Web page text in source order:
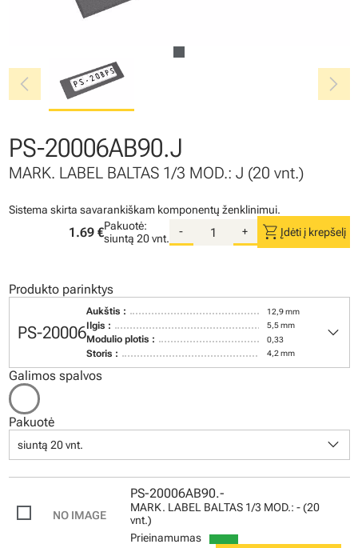
chevron_left chevron_right
PS-20006AB90.J
MARK. LABEL BALTAS 1/3 MOD.: J (20 vnt.)
Sistema skirta savarankiškam komponentų ženklinimui.
1.69 €Pakuotė:
siuntą 20 vnt.
- + shopping_cart Įdėti į krepšelį
Produkto parinktys
PS-20006
Aukštis : 12,9 mm
Ilgis : 5,5 mm
Modulio plotis : 0,33
Storis : 4,2 mm
keyboard_arrow_down
Galimos spalvos
Pakuotė
siuntą 20 vnt. keyboard_arrow_down
PS-20006AB90.-
MARK. LABEL BALTAS 1/3 MOD.: - (20
vnt.)
Prieinamumas